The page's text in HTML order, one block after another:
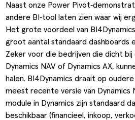
Naast onze Power
andere BI‑tool laten zien waar wij
Het grote voordeel van
groot aantal standaard dashboards
Zeker voor die bedrijven die dicht bij
Dynamics NAV of Dynamics AX,
halen. BI4Dynamics draait op
meest recente versie van Dynamics
module in Dynamics zijn standaard
beschikbaar (financieel, inkoop,